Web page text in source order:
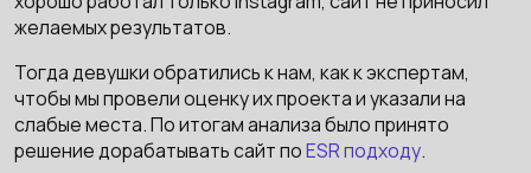
желаемых результатов.
Тогда девушки обратились к нам, как к экспертам,
чтобы мы провели оценку их проекта и указали на
слабые места. По итогам анализа было принято
решение дорабатывать сайт поESR подходу.